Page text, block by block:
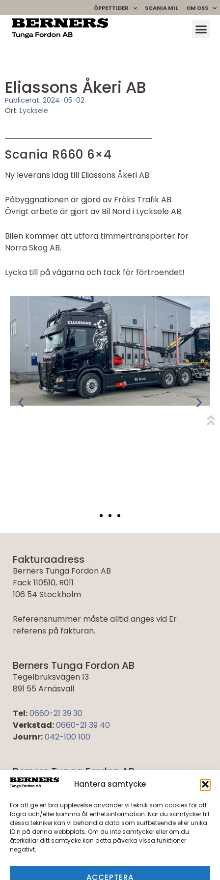
Hantera samtycke
För att ge en bra upplevelse använder vi teknik som cookies för att
lagra och/eller komma åt enhetsinformation. När du samtycker till
dessa tekniker kan vi behandla data som surfbeteende eller unika
ID:n på denna webbplats. Om du inte samtycker eller om du
återkallar ditt samtycke kan detta påverka vissa funktioner
negativt.
ACCEPTERA
ÖPPETTIDER SCANIA MIL OM OSS
Eliassons Åkeri AB
Publicerat: 2024-05-02
Ort: Lycksele
Scania R660 6×4
Ny leverans idag till Eliassons Åkeri AB.
Påbyggnationen är gjord av Fröks Trafik AB.
Övrigt arbete är gjort av Bil Nord i Lycksele AB.
Bilen kommer att utföra timmertransporter för
Norra Skog AB.
Lycka till på vägarna och tack för förtroendet!
Fakturaadress
Berners Tunga Fordon AB
Fack 110510, R011
106 54 Stockholm
Referensnummer måste alltid anges vid Er
referens på fakturan.
Berners Tunga Fordon AB
Tegelbruksvägen 13
891 55 Arnäsvall
Tel:0660-21 39 30
Verkstad:0660-21 39 40
Journr:042-100 100
Berners Tunga Fordon AB
Umevägen 5
Tel:0950-40 27 10
Verkstad:0950-40 27 20
Journr:042-100 100